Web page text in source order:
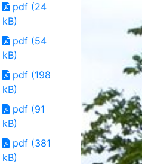
pdf (24
kB)
pdf (54
kB)
pdf (198
kB)
pdf (91
kB)
pdf (381
kB)